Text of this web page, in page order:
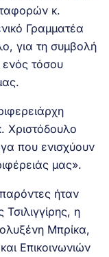
κ.
Γραμματέα
για τη συμβολή
ενός τόσου
Χριστόδουλο
που ενισχύουν
μας».
ήταν
η
Μπρίκα,
Επικοινωνιών